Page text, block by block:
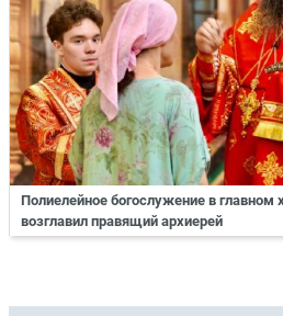
Полиелейное богослужение в
возглавил правящий архиерей